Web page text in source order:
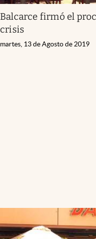
Balcarce firmó el
crisis
martes, 13 de Agosto de 2019